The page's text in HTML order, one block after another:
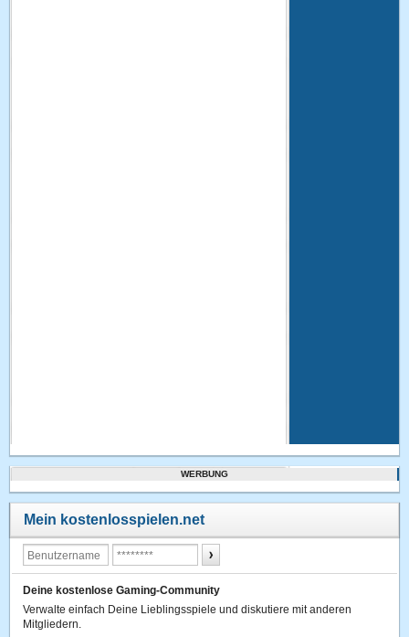
WERBUNG
Mein kostenlosspielen.net
Deine kostenlose Gaming-Community
Verwalte einfach Deine Lieblingsspiele und diskutiere mit anderen
Mitgliedern.